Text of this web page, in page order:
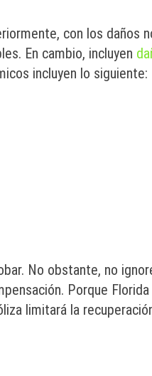
con los daños
En cambio, incluyen
incluyen lo siguiente:
No obstante, no
Porque
limitará la